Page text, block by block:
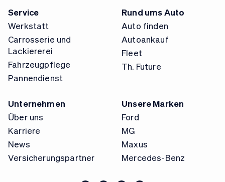
Service
Werkstatt
Carrosserie und
Lackiererei
Fahrzeugpflege
Pannendienst
Rund ums Auto
Auto finden
Autoankauf
Fleet
Th. Future
Unternehmen
Über uns
Karriere
News
Versicherungspartner
Unsere Marken
Ford
MG
Maxus
Mercedes-Benz